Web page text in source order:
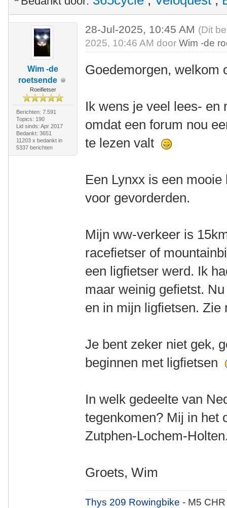
Wim -de
roetsende
Roeifietser
Berichten: 7.591
Topics: 190
Lid sinds: Apr 2017
Bedankt: 3651
11203 x bedankt in
5337 berichten
28-Jul-2025, 10:45 AM (Dit
2025, 10:46 AM doorWim -de
Goedemorgen, welkom
Ik wens je veel lees- en
omdat een forum nou
te lezen valt
Een Lynxx is een
voor gevorderden.
Mijn ww-verkeer is
racefietser of
een ligfietser werd. Ik
maar weinig gefietst.
en in mijn ligfietsen. Zie
Je bent zeker niet gek,
beginnen met ligfietsen
In welk gedeelte van
tegenkomen? Mij in het
Zutphen-Lochem-
Groets, Wim
Thys 209 Rowingbike- M5